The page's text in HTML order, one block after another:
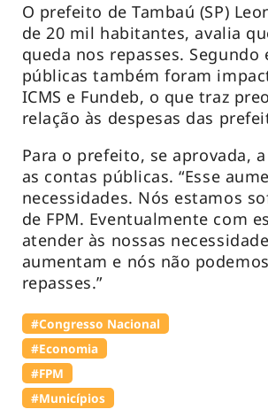
O prefeito de Tambaú (SP)
de 20 mil habitantes, avalia
queda nos repasses.
públicas também foram
ICMS e Fundeb, o que traz
relação às despesas das
Para o prefeito, se aprovada,
as contas públicas. “Esse
necessidades. Nós estamos
de FPM. Eventualmente com
atender às nossas
aumentam e nós não
repasses.”
#Congresso Nacional
#Economia
#FPM
#Municípios